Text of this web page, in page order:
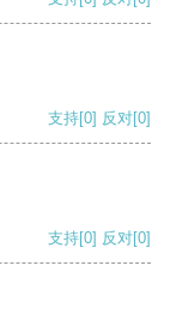
支持[0] 反对[0]
支持[0] 反对[0]